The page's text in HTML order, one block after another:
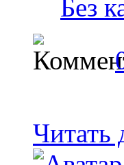
Без
Читать